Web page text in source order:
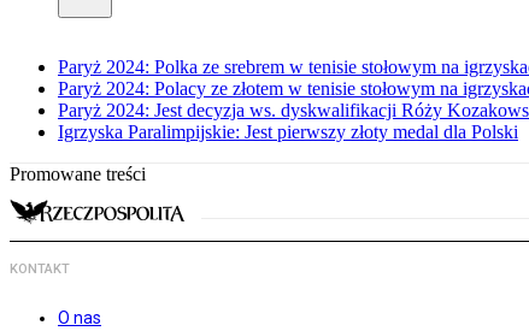
Paryż 2024: Polka ze srebrem w tenisie stołowym na
Paryż 2024: Polacy ze złotem w tenisie stołowym na
Paryż 2024: Jest decyzja ws. dyskwalifikacji Róży
Igrzyska Paralimpijskie: Jest pierwszy złoty medal dla Polski
Promowane treści
KONTAKT
O nas